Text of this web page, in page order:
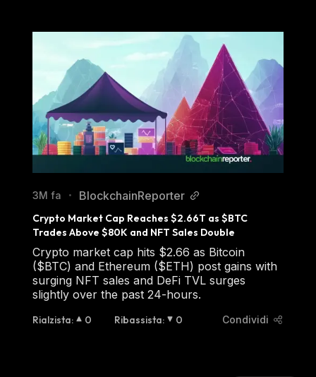
3M fa • BlockchainReporter
Crypto Market Cap Reaches $2.66T as $BTC
Trades Above $80K and NFT Sales Double
Crypto market cap hits $2.66 as Bitcoin
($BTC) and Ethereum ($ETH) post gains with
surging NFT sales and DeFi TVL surges
slightly over the past 24-hours.
Rialzista: 0 Ribassista: 0 Condividi